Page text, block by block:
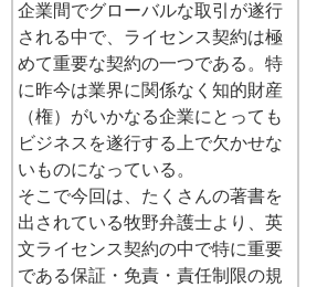
企業間でグローバルな取引が遂行
される中で、ライセンス契約は極
めて重要な契約の一つである。特
に昨今は業界に関係なく知的財産
（権）がいかなる企業にとっても
ビジネスを遂行する上で欠かせな
いものになっている。
そこで今回は、たくさんの著書を
出されている牧野弁護士より、英
文ライセンス契約の中で特に重要
である保証・免責・責任制限の規